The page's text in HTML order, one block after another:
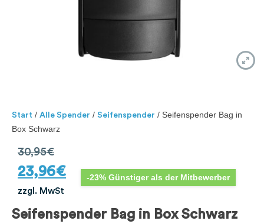
Start / Alle Spender / Seifenspender / Seifenspender Bag in
Box Schwarz
30,95€
23,96€
zzgl. MwSt
-23% Günstiger als der Mitbewerber
Seifenspender Bag in Box Schwarz